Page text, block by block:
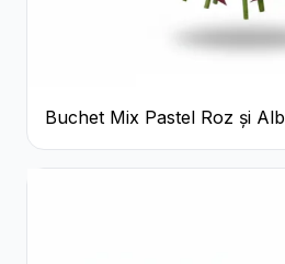
Buchet Mix Pastel Roz și Alb